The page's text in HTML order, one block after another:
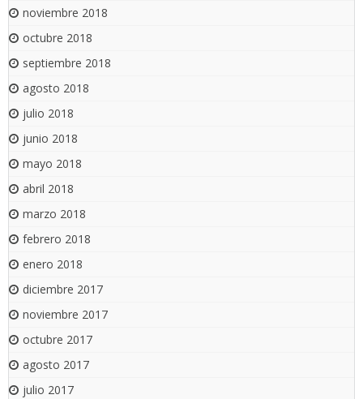
noviembre 2018
octubre 2018
septiembre 2018
agosto 2018
julio 2018
junio 2018
mayo 2018
abril 2018
marzo 2018
febrero 2018
enero 2018
diciembre 2017
noviembre 2017
octubre 2017
agosto 2017
julio 2017